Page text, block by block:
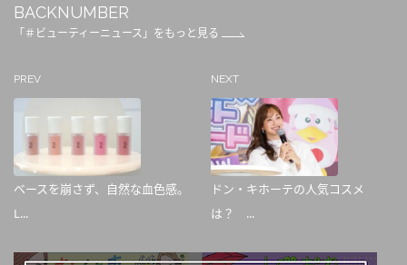
BACKNUMBER
「＃ビューティーニュース」をもっと見る
PREV
ベースを崩さず、自然な血色感。
L...
NEXT
ドン・キホーテの人気コスメ
は？ ...